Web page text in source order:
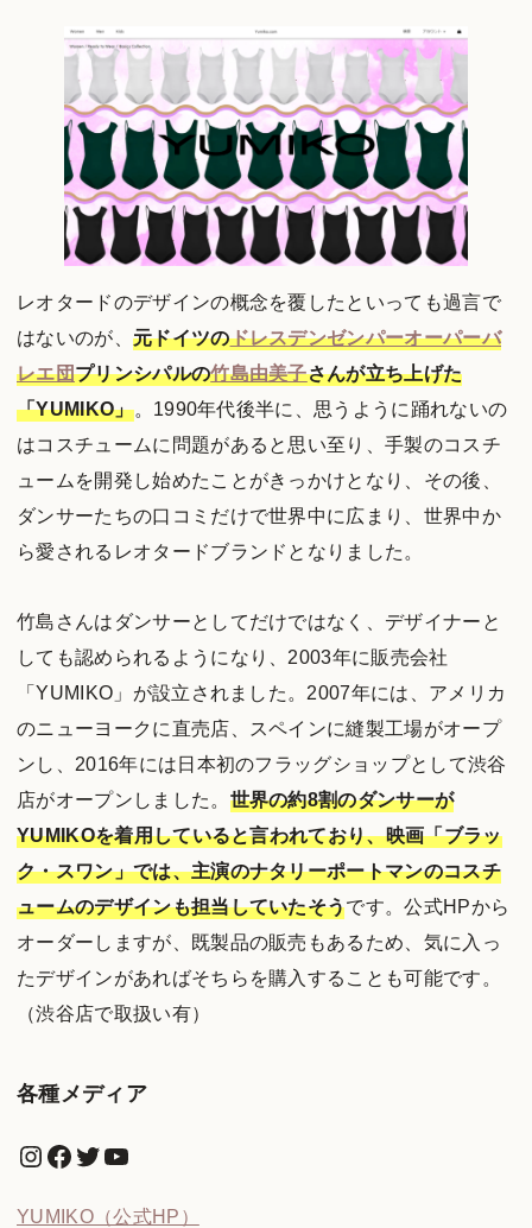
レオタードのデザインの概念を覆したといっても過言で
はないのが、 元ドイツのドレスデンゼンパーオーパーバ
レエ団プリンシパルの竹島由美子さんが立ち上げた
「YUMIKO」。1990年代後半に、思うように踊れないの
はコスチュームに問題があると思い至り、手製のコスチ
ュームを開発し始めたことがきっかけとなり、その後、
ダンサーたちの口コミだけで世界中に広まり、世界中か
ら愛されるレオタードブランドとなりました。
竹島さんはダンサーとしてだけではなく、デザイナーと
しても認められるようになり、2003年に販売会社
「YUMIKO」が設立されました。2007年には、アメリカ
のニューヨークに直売店、スペインに縫製工場がオープ
ンし、2016年には日本初のフラッグショップとして渋谷
店がオープンしました。 世界の約8割のダンサーが
YUMIKOを着用していると言われており、映画「ブラッ
ク・スワン」では、主演のナタリーポートマンのコスチ
ュームのデザインも担当していたそうです。公式HPから
オーダーしますが、既製品の販売もあるため、気に入っ
たデザインがあればそちらを購入することも可能です。
（渋谷店で取扱い有）
各種メディア
Instagram
Facebook
Twitter
YouTube
YUMIKO（公式HP）